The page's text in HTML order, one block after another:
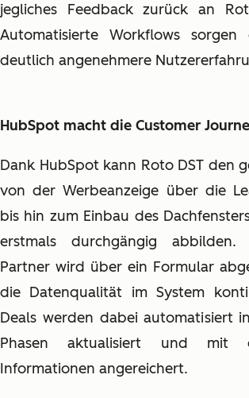
jegliches Feedback zurück an
Automatisierte Workflows
deutlich angenehmere
HubSpot macht die Customer
Dank HubSpot kann Roto DST den
von der Werbeanzeige über die
bis hin zum Einbau des
erstmals durchgängig abbilden.
Partner wird über ein Formular
die Datenqualität im System
Deals werden dabei automatisiert
Phasen aktualisiert und mit
Informationen angereichert.